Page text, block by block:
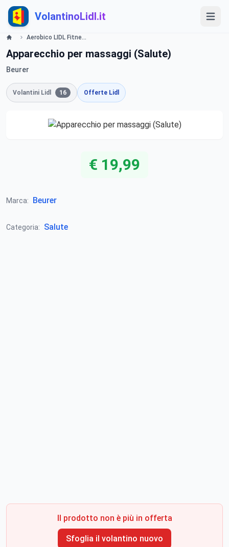
VolantinoLidl.it
Aerobico LIDL Fitness Relax valide dal 30 Gennaio 2014 Volantino Offerte e Promozioni Lidl
Apparecchio per massaggi (Salute)
Beurer
Volantini Lidl 16 Offerte Lidl
€ 19,99
Marca: Beurer
Categoria: Salute
Il prodotto non è più in offerta
Sfoglia il volantino nuovo